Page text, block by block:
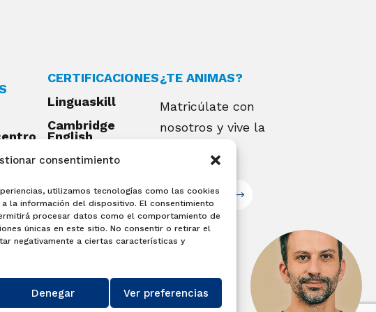
consentimiento
utilizamos tecnologías como las cookies
la información del dispositivo. El consentimiento
procesar datos como el comportamiento de
únicas en este sitio. No consentir o retirar el
negativamente a ciertas características y
Denegar Ver preferencias
CERTIFICACIONES
Linguaskill
Cambridge
English
¿TE ANIMAS?
Matricúlate con
nosotros y vive la
Matricúlate